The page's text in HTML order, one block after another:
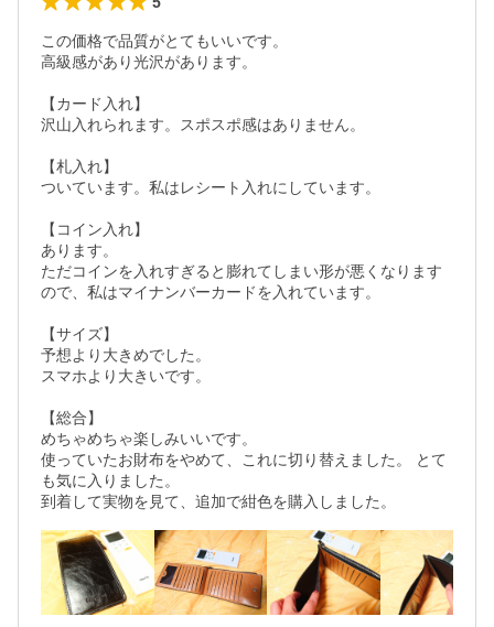
この価格で品質がとてもいいです。
高級感があり光沢があります。
【カード入れ】
沢山入れられます。スポスポ感はありません。
【札入れ】
ついています。私はレシート入れにしています。
【コイン入れ】
あります。
ただコインを入れすぎると膨れてしまい形が悪くなります
ので、私はマイナンバーカードを入れています。
【サイズ】
予想より大きめでした。
スマホより大きいです。
【総合】
めちゃめちゃ楽しみいいです。
使っていたお財布をやめて、これに切り替えました。 とて
も気に入りました。
到着して実物を見て、追加で紺色を購入しました。